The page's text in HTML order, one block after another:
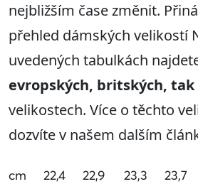
nejbližším čase změnit.
přehled dámských velikostí
uvedených tabulkách
evropských, britských, tak
velikostech. Více o těchto
dozvíte v našem dalším
cm 22,4 22,9 23,3 23,7